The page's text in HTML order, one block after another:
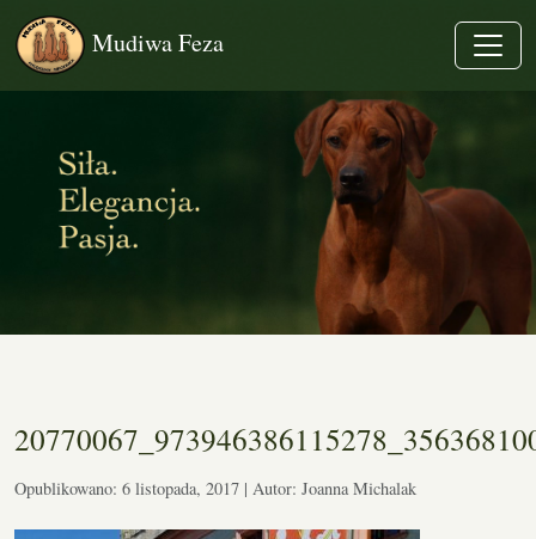
Mudiwa Feza
Opublikowano: 6 listopada, 2017 | Autor: Joanna Michalak